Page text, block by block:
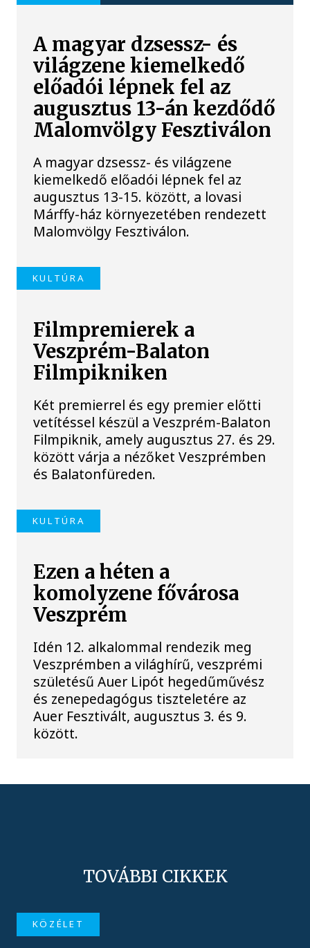
A magyar dzsessz- és
világzene kiemelkedő
előadói lépnek fel az
augusztus 13-án kezdődő
Malomvölgy Fesztiválon
A magyar dzsessz- és világzene
kiemelkedő előadói lépnek fel az
augusztus 13-15. között, a lovasi
Márffy-ház környezetében rendezett
Malomvölgy Fesztiválon.
KULTÚRA
Filmpremierek a
Veszprém-Balaton
Filmpikniken
Két premierrel és egy premier előtti
vetítéssel készül a Veszprém-Balaton
Filmpiknik, amely augusztus 27. és 29.
között várja a nézőket Veszprémben
és Balatonfüreden.
KULTÚRA
Ezen a héten a
komolyzene fővárosa
Veszprém
Idén 12. alkalommal rendezik meg
Veszprémben a világhírű, veszprémi
születésű Auer Lipót hegedűművész
és zenepedagógus tiszteletére az
Auer Fesztivált, augusztus 3. és 9.
között.
TOVÁBBI CIKKEK
KÖZÉLET